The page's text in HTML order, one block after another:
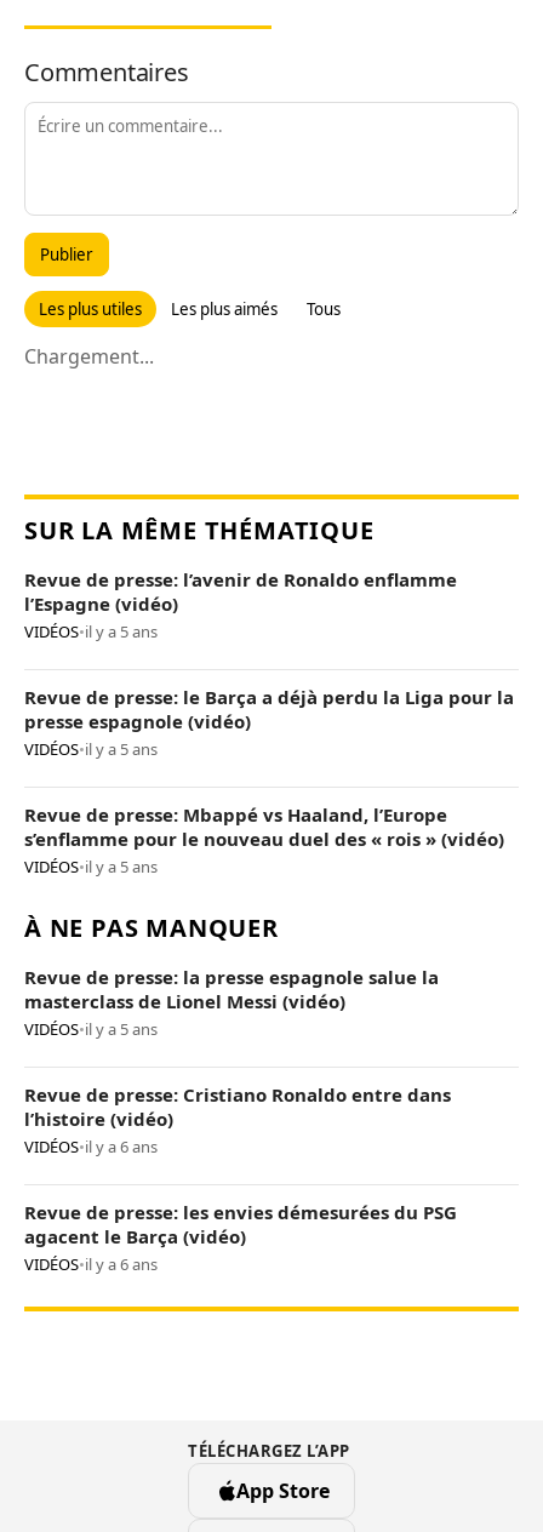
Commentaires
Publier
Les plus utiles Les plus aimés Tous
Chargement...
SUR LA MÊME THÉMATIQUE
Revue de presse: l’avenir de Ronaldo enflamme
l’Espagne (vidéo)
VIDÉOS•il y a 5 ans
Revue de presse: le Barça a déjà perdu la Liga pour la
presse espagnole (vidéo)
VIDÉOS•il y a 5 ans
Revue de presse: Mbappé vs Haaland, l’Europe
s’enflamme pour le nouveau duel des « rois » (vidéo)
VIDÉOS•il y a 5 ans
À NE PAS MANQUER
Revue de presse: la presse espagnole salue la
masterclass de Lionel Messi (vidéo)
VIDÉOS•il y a 5 ans
Revue de presse: Cristiano Ronaldo entre dans
l’histoire (vidéo)
VIDÉOS•il y a 6 ans
Revue de presse: les envies démesurées du PSG
agacent le Barça (vidéo)
VIDÉOS•il y a 6 ans
TÉLÉCHARGEZ L’APP
App Store